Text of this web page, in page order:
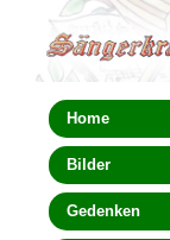
Home
Bilder
Gedenken